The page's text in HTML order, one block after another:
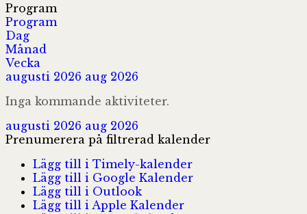
Program
Program
Dag
Månad
Vecka
augusti 2026 aug 2026
Inga kommande aktiviteter.
augusti 2026 aug 2026
Prenumerera på filtrerad kalender
Lägg till i Timely-kalender
Lägg till i Google Kalender
Lägg till i Outlook
Lägg till i Apple Kalender